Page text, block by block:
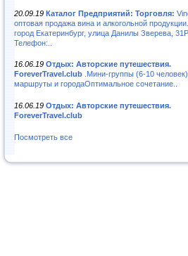
20.09.19 Каталог Предприятий: Торговля:
оптовая продажа вина и алкогольной
город Екатеринбург, улица Данилы Зверева, 31Р
Телефон:..
16.06.19 Отдых: Авторские путешествия.
ForeverTravel.club .Мини-группы (6-10
маршруты и городаОптимальное сочетание..
16.06.19 Отдых: Авторские путешествия.
ForeverTravel.club
Посмотреть все